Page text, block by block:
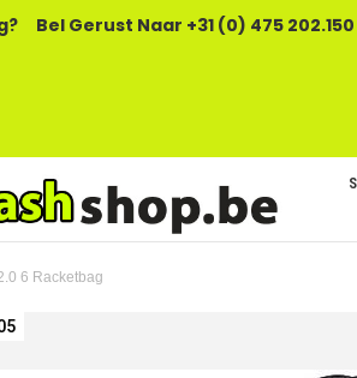
Bel Gerust Naar +31 (0) 475
6 Racketbag